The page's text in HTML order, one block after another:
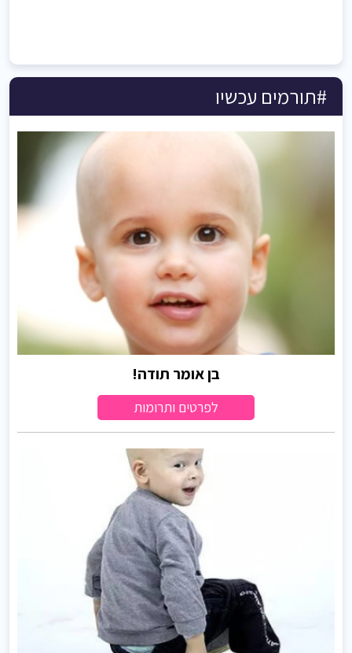
#תורמים עכשיו
בן אומר תודה!
לפרטים ותרומות